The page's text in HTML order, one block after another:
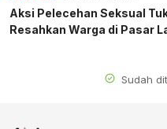
Aksi Pelecehan Seksual
Resahkan Warga di Pasar
Sudah